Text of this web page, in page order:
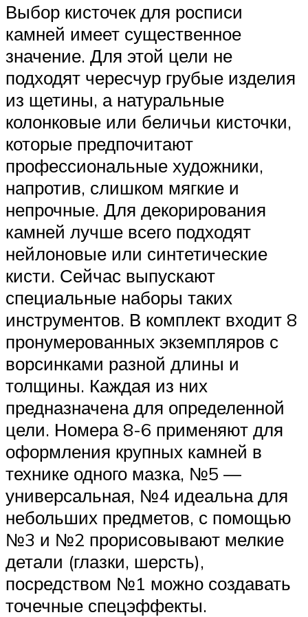
Выбор кисточек для росписи
камней имеет существенное
значение. Для этой цели не
подходят чересчур грубые изделия
из щетины, а натуральные
колонковые или беличьи кисточки,
которые предпочитают
профессиональные художники,
напротив, слишком мягкие и
непрочные. Для декорирования
камней лучше всего подходят
нейлоновые или синтетические
кисти. Сейчас выпускают
специальные наборы таких
инструментов. В комплект входит 8
пронумерованных экземпляров с
ворсинками разной длины и
толщины. Каждая из них
предназначена для определенной
цели. Номера 8-6 применяют для
оформления крупных камней в
технике одного мазка, №5 —
универсальная, №4 идеальна для
небольших предметов, с помощью
№3 и №2 прорисовывают мелкие
детали (глазки, шерсть),
посредством №1 можно создавать
точечные спецэффекты.